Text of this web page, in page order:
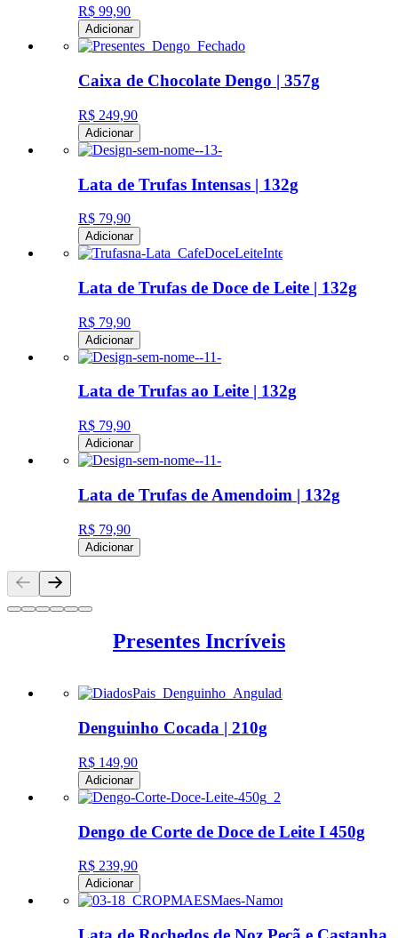
R$ 99,90
Adicionar
Caixa de Chocolate Dengo | 357g
R$ 249,90
Adicionar
Lata de Trufas Intensas | 132g
R$ 79,90
Adicionar
Lata de Trufas de Doce de Leite | 132g
R$ 79,90
Adicionar
Lata de Trufas ao Leite | 132g
R$ 79,90
Adicionar
Lata de Trufas de Amendoim | 132g
R$ 79,90
Adicionar
Presentes Incríveis
Denguinho Cocada | 210g
R$ 149,90
Adicionar
Dengo de Corte de Doce de Leite I 450g
R$ 239,90
Adicionar